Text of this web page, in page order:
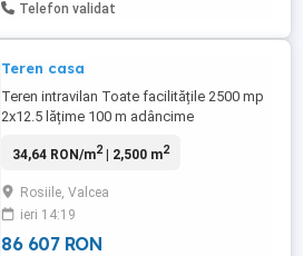
Telefon validat
Teren casa
Teren intravilan Toate facilitățile 2500 mp
2x12.5 lățime 100 m adâncime
34,64 RON/m2| 2,500 m2
Rosiile, Valcea
ieri 14:19
86 607 RON